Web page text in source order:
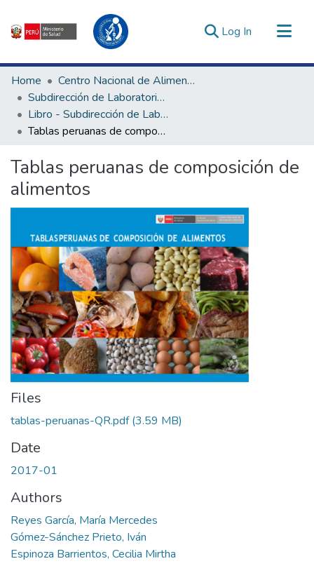
Log In (current)
Communities & Collections
All of DSpace
Statistics
Estadísticas Externas
Enlaces de interés ▾
Home
Centro Nacional de Alimentación, Nutrición y Vida Saludable
Subdirección de Laboratorios de Control de Calidad de Alimentos y Nutrición
Libro - Subdirección de Laboratorios de Control de Calidad de Alimentos y Nutrición
Tablas peruanas de composición de alimentos
Tablas peruanas de composición de
alimentos
Files
tablas-peruanas-QR.pdf(3.59 MB)
Date
2017-01
Authors
Reyes García, María Mercedes
Gómez-Sánchez Prieto, Iván
Espinoza Barrientos, Cecilia Mirtha